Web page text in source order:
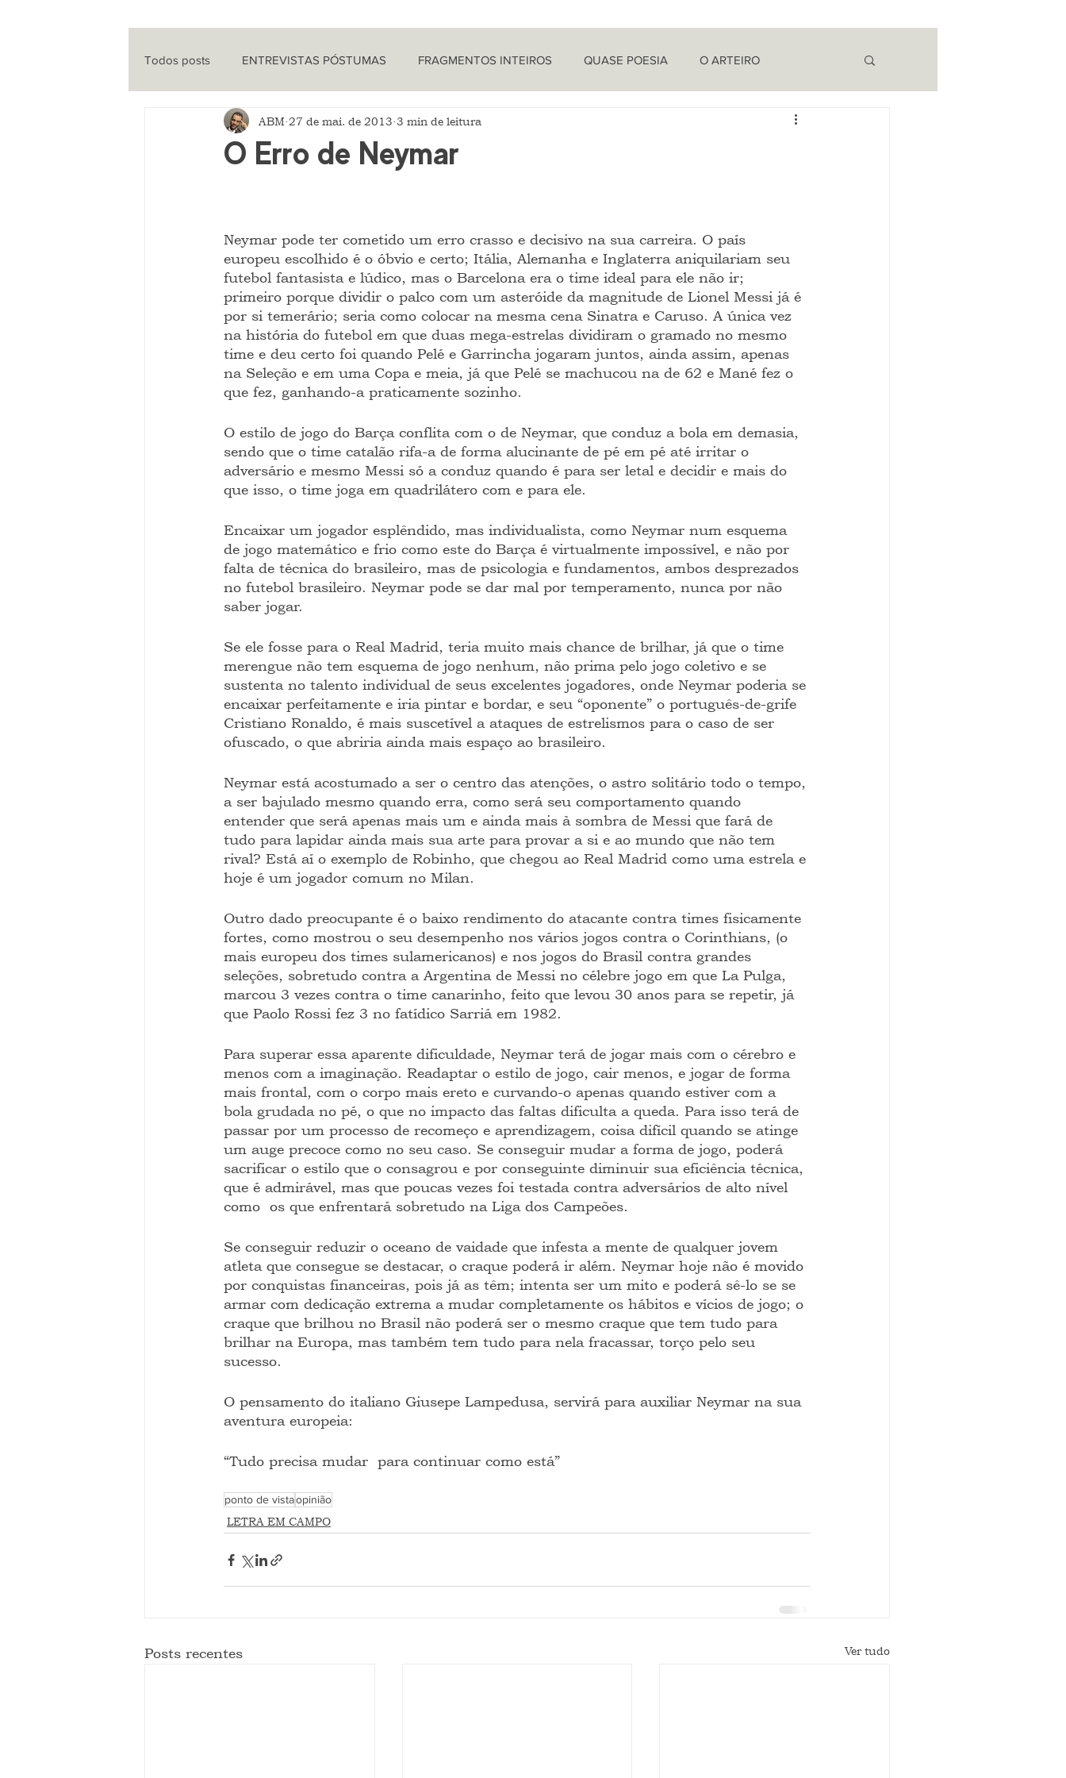
Todos posts ENTREVISTAS PÓSTUMAS FRAGMENTOS INTEIROS QUASE POESIA O ARTEIRO
ENTREVISTAS CINEMA PROVOCAÇÕES NADA FILOSÓFICAS
O Erro de Neymar
ABM 27 de mai. de 2013 3 min de leitura
Neymar pode ter cometido um erro crasso e decisivo na sua carreira. O país
europeu escolhido é o óbvio e certo; Itália, Alemanha e Inglaterra aniquilariam seu
futebol fantasista e lúdico, mas o Barcelona era o time ideal para ele não ir;
primeiro porque dividir o palco com um asteróide da magnitude de Lionel Messi já é
por si temerário; seria como colocar na mesma cena Sinatra e Caruso. A única vez
na história do futebol em que duas mega-estrelas dividiram o gramado no mesmo
time e deu certo foi quando Pelé e Garrincha jogaram juntos, ainda assim, apenas
na Seleção e em uma Copa e meia, já que Pelé se machucou na de 62 e Mané fez o
que fez, ganhando-a praticamente sozinho.
O estilo de jogo do Barça conflita com o de Neymar, que conduz a bola em demasia,
sendo que o time catalão rifa-a de forma alucinante de pé em pé até irritar o
adversário e mesmo Messi só a conduz quando é para ser letal e decidir e mais do
que isso, o time joga em quadrilátero com e para ele.
Encaixar um jogador esplêndido, mas individualista, como Neymar num esquema
de jogo matemático e frio como este do Barça é virtualmente impossível, e não por
falta de técnica do brasileiro, mas de psicologia e fundamentos, ambos desprezados
no futebol brasileiro. Neymar pode se dar mal por temperamento, nunca por não
saber jogar.
Se ele fosse para o Real Madrid, teria muito mais chance de brilhar, já que o time
merengue não tem esquema de jogo nenhum, não prima pelo jogo coletivo e se
sustenta no talento individual de seus excelentes jogadores, onde Neymar poderia se
encaixar perfeitamente e iria pintar e bordar, e seu “oponente” o português-de-grife
Cristiano Ronaldo, é mais suscetível a ataques de estrelismos para o caso de ser
ofuscado, o que abriria ainda mais espaço ao brasileiro.
Neymar está acostumado a ser o centro das atenções, o astro solitário todo o tempo,
a ser bajulado mesmo quando erra, como será seu comportamento quando
entender que será apenas mais um e ainda mais à sombra de Messi que fará de
tudo para lapidar ainda mais sua arte para provar a si e ao mundo que não tem
rival? Está aí o exemplo de Robinho, que chegou ao Real Madrid como uma estrela e
hoje é um jogador comum no Milan.
Outro dado preocupante é o baixo rendimento do atacante contra times fisicamente
fortes, como mostrou o seu desempenho nos vários jogos contra o Corinthians, (o
mais europeu dos times sulamericanos) e nos jogos do Brasil contra grandes
seleções, sobretudo contra a Argentina de Messi no célebre jogo em que La Pulga,
marcou 3 vezes contra o time canarinho, feito que levou 30 anos para se repetir, já
que Paolo Rossi fez 3 no fatídico Sarriá em 1982.
Para superar essa aparente dificuldade, Neymar terá de jogar mais com o cérebro e
menos com a imaginação. Readaptar o estilo de jogo, cair menos, e jogar de forma
mais frontal, com o corpo mais ereto e curvando-o apenas quando estiver com a
bola grudada no pé, o que no impacto das faltas dificulta a queda. Para isso terá de
passar por um processo de recomeço e aprendizagem, coisa difícil quando se atinge
um auge precoce como no seu caso. Se conseguir mudar a forma de jogo, poderá
sacrificar o estilo que o consagrou e por conseguinte diminuir sua eficiência técnica,
que é admirável, mas que poucas vezes foi testada contra adversários de alto nível
como  os que enfrentará sobretudo na Liga dos Campeões.
Se conseguir reduzir o oceano de vaidade que infesta a mente de qualquer jovem
atleta que consegue se destacar, o craque poderá ir além. Neymar hoje não é movido
por conquistas financeiras, pois já as têm; intenta ser um mito e poderá sê-lo se se
armar com dedicação extrema a mudar completamente os hábitos e vícios de jogo; o
craque que brilhou no Brasil não poderá ser o mesmo craque que tem tudo para
brilhar na Europa, mas também tem tudo para nela fracassar, torço pelo seu
sucesso.
O pensamento do italiano Giusepe Lampedusa, servirá para auxiliar Neymar na sua
aventura europeia:
“Tudo precisa mudar  para continuar como está”
ponto de vistaopinião
LETRA EM CAMPO
Posts recentes Ver tudo